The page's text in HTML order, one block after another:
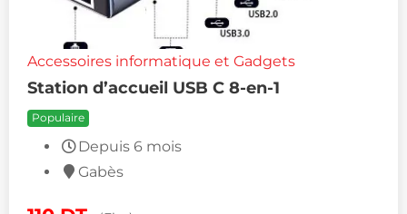
Accessoires informatique et Gadgets
Station d’accueil USB C 8-en-1
Populaire
Depuis 6 mois
Gabès